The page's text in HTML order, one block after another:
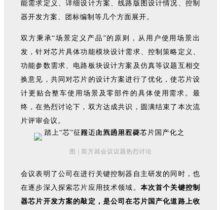
能需求定义、详细设计方案、线路版图设计情况、控制
器开发方案、团标编制等几个方面展开。
双方秉承“场景定义产品”的原则，从用户使用场景出
发，针对芯片具体功能模块设计需求、控制策略定义、
功能参数需求、电路板块设计方案及仿真等议题互相交
换意见，共同对芯片的设计方案进行了优化，使芯片设
计更贴合整车使用场景及零部件的具体使用需求。最
终，在热烈讨论下，双方达成共识，圆满结束了本次流
片评审会议。
图 | 双方就会议议题热烈讨论
会议表明了公司在进行关键控制器自主研发的同时，也
在逐步深入探索芯片应用技术领域。 本次首个关键控制
器芯片开发方案的敲定，是公司在芯片国产化道路上收